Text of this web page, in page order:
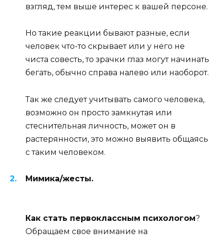
взгляд, тем выше интерес к вашей персоне.
Но такие реакции бывают разные, если
человек что-то скрывает или у него не
чиста совесть, то зрачки глаз могут начинать
бегать, обычно справа налево или наоборот.
Так же следует учитывать самого человека,
возможно он просто замкнутая или
стеснительная личность, может он в
растерянности, это можно выявить общаясь
с таким человеком.
Мимика/жесты.
Как стать первоклассным психологом?
Обращаем свое внимание на